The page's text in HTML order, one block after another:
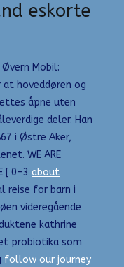
eskorte
Mobil:
at hoveddøren og
åpne uten
deler. Han
i Østre Aker,
WE ARE
[ 0-3 about
reise for barn i
videregående
kathrine
probiotika som
follow our journey